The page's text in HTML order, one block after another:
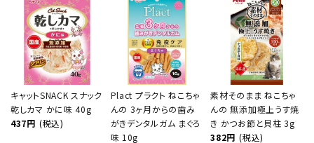
キャットSNACK スナック
乾しカマ かに味 40g
437円 (税込)
Plact プラクト ねこちゃ
んの 3ヶ月からの歯み
がきデンタルガム まぐろ
味 10g
素材そのまま ねこちゃ
んの 無添加極上うす焼
き かつお節と貝柱 3g
382円 (税込)